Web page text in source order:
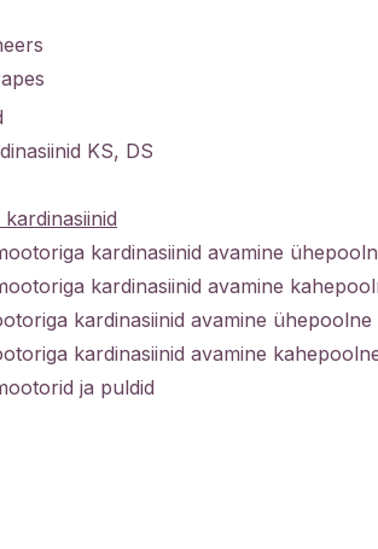
KS, DS
kardinasiinid avamine
kardinasiinid avamine
kardinasiinid avamine ühepoolne
kardinasiinid avamine
ja puldid